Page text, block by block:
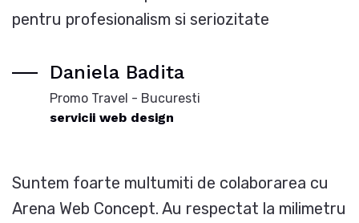
pentru profesionalism si seriozitate
Daniela Badita
Promo Travel - Bucuresti
servicii web design
Suntem foarte multumiti de colaborarea cu
Arena Web Concept. Au respectat la milimetru